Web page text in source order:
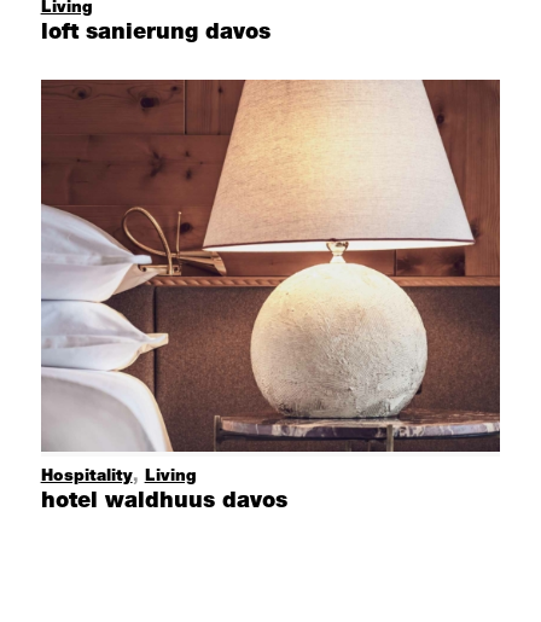
Living
loft sanierung davos
Hospitality, Living
hotel waldhuus davos